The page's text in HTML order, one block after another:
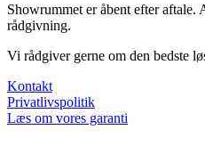
Showrummet er åbent efter
rådgivning.
Vi rådgiver gerne om den bedste
Kontakt
Privatlivspolitik
Læs om vores garanti